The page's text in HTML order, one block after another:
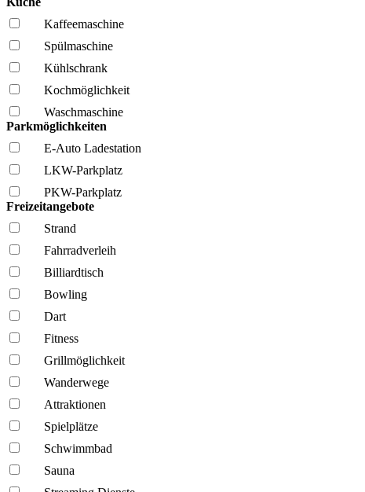
Kaffee­maschine
Spül­maschine
Kühl­schrank
Kochmöglich­keit
Wasch­maschine
Parkmöglichkeiten
E-Auto Ladestation
LKW-Parkplatz
PKW-Parkplatz
Freizeitangebote
Strand
Fahrrad­verleih
Billiardtisch
Bowling
Dart
Fitness
Grillmöglich­keit
Wanderwege
Attraktionen
Spielplätze
Schwimmbad
Sauna